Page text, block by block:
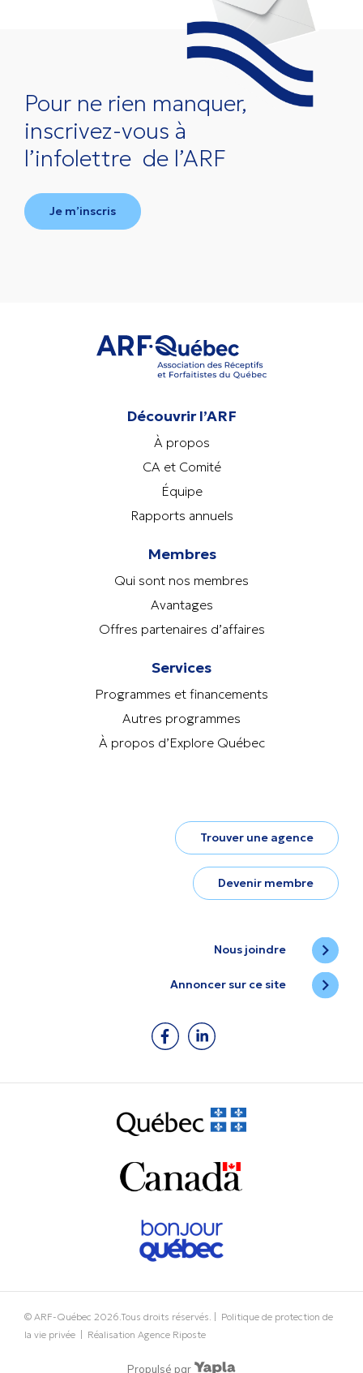
Pour ne rien manquer,
inscrivez-vous à
l’infolettre de l’ARF
Je m’inscris
Découvrir l’ARF
À propos
CA et Comité
Équipe
Rapports annuels
Membres
Qui sont nos membres
Avantages
Offres partenaires d’affaires
Services
Programmes et financements
Autres programmes
À propos d’Explore Québec
Trouver une agence
Devenir membre
Nous joindre
Annoncer sur ce site
© ARF-Québec 2026 .Tous droits réservés. | Politique de protection de
la vie privée | Réalisation Agence Riposte
Propulsé par